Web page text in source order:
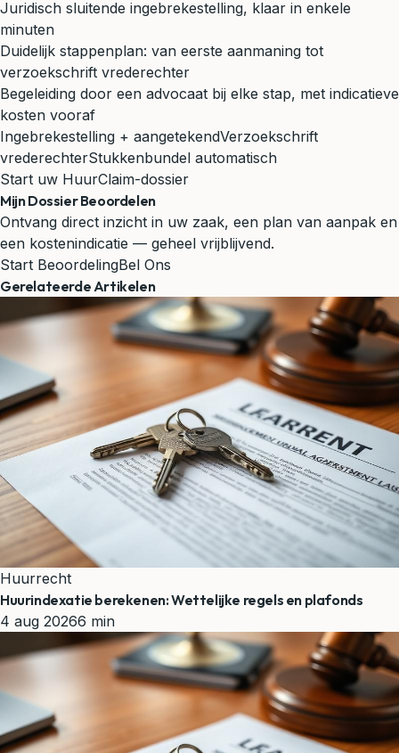
Juridisch sluitende ingebrekestelling, klaar in enkele
minuten
Duidelijk stappenplan: van eerste aanmaning tot
verzoekschrift vrederechter
Begeleiding door een advocaat bij elke stap, met indicatieve
kosten vooraf
Ingebrekestelling + aangetekendVerzoekschrift
vrederechterStukkenbundel automatisch
Start uw HuurClaim-dossier
Mijn Dossier Beoordelen
Ontvang direct inzicht in uw zaak, een plan van aanpak en
een kostenindicatie — geheel vrijblijvend.
Start BeoordelingBel Ons
Gerelateerde Artikelen
Huurrecht
Huurindexatie berekenen: Wettelijke regels en plafonds
4 aug 20266 min